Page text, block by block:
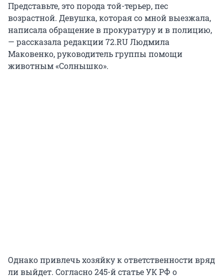
Представьте, это порода той-терьер, пес
возрастной. Девушка, которая со мной выезжала,
написала обращение в прокуратуру и в полицию,
— рассказала редакции 72.RU Людмила
Маковенко, руководитель группы помощи
животным «Солнышко».
Однако привлечь хозяйку к ответственности вряд
ли выйдет. Согласно 245-й статье УК РФ о